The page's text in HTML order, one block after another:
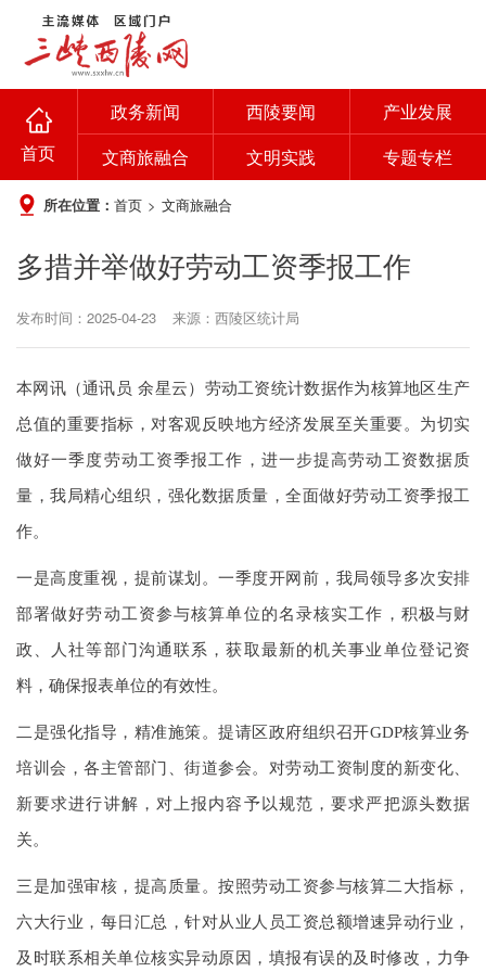
首页
政务新闻 西陵要闻
产业发展
文商旅融合
文明实践 专题专栏
所在位置： 首页 > 文商旅融合
多措并举做好劳动工资季报工作
发布时间：2025-04-23 来源：西陵区统计局
本网讯（通讯员 余星云） 劳动工资统计数据作为核算地区生产
总值的重要指标，对客观反映地方经济发展至关重要。为切实
做好一季度劳动工资季报工作，进一步提高劳动工资数据质
量，我局精心组织，强化数据质量，全面做好劳动工资季报工
作。
一是高度重视，提前谋划。一季度开网前，我局领导多次安排
部署做好劳动工资参与核算单位的名录核实工作，积极与财
政、人社等部门沟通联系，获取最新的机关事业单位登记资
料，确保报表单位的有效性。
二是强化指导，精准施策。提请区政府组织召开GDP核算业务
培训会，各主管部门、街道参会。对劳动工资制度的新变化、
新要求进行讲解，对上报内容予以规范，要求严把源头数据
关。
三是加强审核，提高质量。按照劳动工资参与核算二大指标，
六大行业，每日汇总，针对从业人员工资总额增速异动行业，
及时联系相关单位核实异动原因，填报有误的及时修改，力争